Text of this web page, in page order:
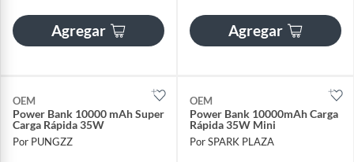
Agregar Agregar
OEM
Power Bank 10000 mAh Super
Carga Rápida 35W
Por PUNGZZ
OEM
Power Bank 10000mAh Carga
Rápida 35W Mini
Por SPARK PLAZA